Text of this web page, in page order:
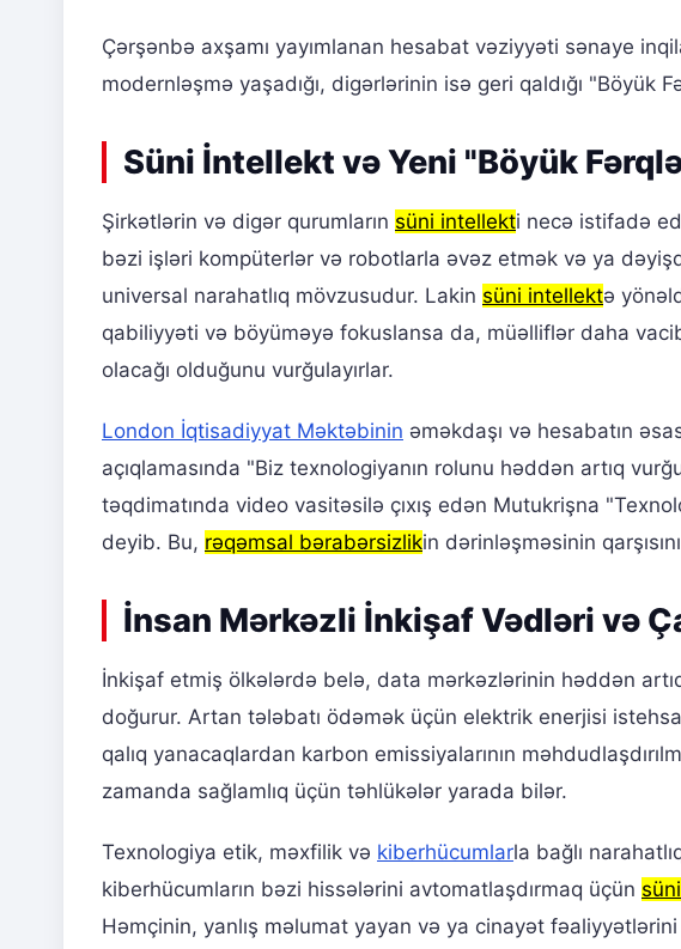
Çərşənbə axşamı yayımlanan hesabat vəziyyəti sənaye
modernləşmə yaşadığı, digərlərinin isə geri qaldığı "Böyük
Süni İntellekt və Yeni "Böyük
Şirkətlərin və digər qurumların süni intellekti necə istifadə
bəzi işləri kompüterlər və robotlarla əvəz etmək və ya
universal narahatlıq mövzusudur. Lakin süni intellektə
qabiliyyəti və böyüməyə fokuslansa da, müəlliflər daha
olacağı olduğunu vurğulayırlar.
London İqtisadiyyat Məktəbinin əməkdaşı və hesabatın
açıqlamasında "Biz texnologiyanın rolunu həddən artıq
təqdimatında video vasitəsilə çıxış edən Mutukrişna
deyib. Bu, rəqəmsal bərabərsizlikin dərinləşməsinin
İnsan Mərkəzli İnkişaf Vədləri və
İnkişaf etmiş ölkələrdə belə, data mərkəzlərinin həddən
doğurur. Artan tələbatı ödəmək üçün elektrik enerjisi
qalıq yanacaqlardan karbon emissiyalarının
zamanda sağlamlıq üçün təhlükələr yarada bilər.
Texnologiya etik, məxfilik və kiberhücumlarla bağlı
kiberhücumların bəzi hissələrini avtomatlaşdırmaq üçün
Həmçinin, yanlış məlumat yayan və ya cinayət fəaliyyətlərini